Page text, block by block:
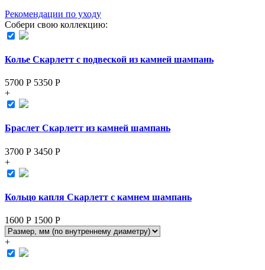
Рекомендации по уходу
Собери свою коллекцию:
Колье Скарлетт с подвеской из камней шампань
5700 Р 5350 Р
+
Браслет Скарлетт из камней шампань
3700 Р 3450 Р
+
Кольцо капля Скарлетт с камнем шампань
1600 Р 1500 Р
+